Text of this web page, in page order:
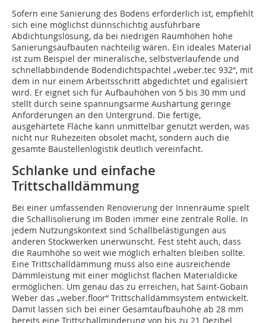
Sofern eine Sanierung des Bodens erforderlich ist, empfiehlt
sich eine möglichst dünnschichtig ausführbare
Abdichtungslösung, da bei niedrigen Raumhöhen hohe
Sanierungsaufbauten nachteilig wären. Ein ideales Material
ist zum Beispiel der mineralische, selbstverlaufende und
schnellabbindende Bodendichtspachtel „weber.tec 932“, mit
dem in nur einem Arbeitsschritt abgedichtet und egalisiert
wird. Er eignet sich für Aufbauhöhen von 5 bis 30 mm und
stellt durch seine spannungsarme Aushärtung geringe
Anforderungen an den Untergrund. Die fertige,
ausgehärtete Fläche kann unmittelbar genutzt werden, was
nicht nur ­Ruhezeiten obsolet macht, sondern auch die
gesamte Baustellenlogistik deutlich vereinfacht.
Schlanke und einfache
Trittschalldämmung
Bei einer umfassenden Renovierung der Innenräume spielt
die Schallisolierung im Boden immer eine zentrale Rolle. In
jedem Nutzungskontext sind Schallbelästigungen aus
anderen Stockwerken unerwünscht. Fest steht auch, dass
die Raumhöhe so weit wie möglich erhalten bleiben sollte.
Eine Trittschalldämmung muss also eine ausreichende
Dämmleistung mit einer möglichst flachen Materialdicke
ermöglichen. Um genau das zu erreichen, hat Saint-Gobain
Weber das „weber.floor“ Trittschalldämmsystem entwickelt.
Damit lassen sich bei einer Gesamtaufbauhöhe ab 28 mm
bereits eine Trittschallminderung von bis zu 21 Dezibel